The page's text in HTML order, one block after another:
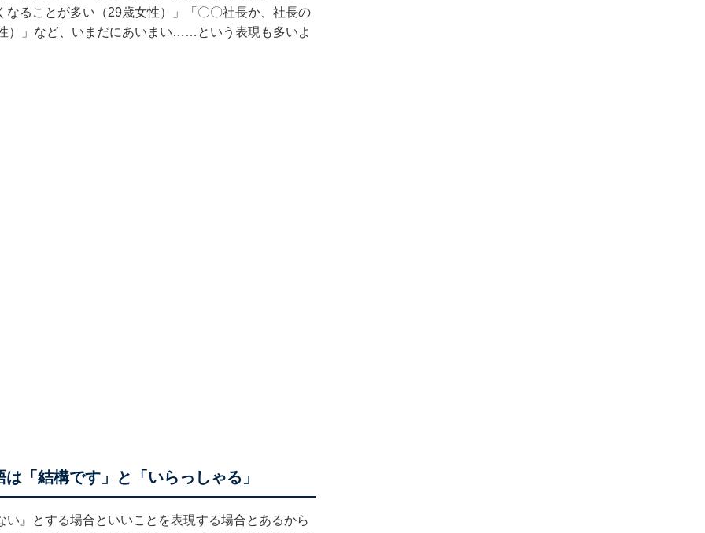
ることが多い（29歳女性）」「〇〇社長か、社長の
）」など、いまだにあいまい……という表現も多いよ
「結構です」と「いらっしゃる」
』とする場合といいことを表現する場合とあるから